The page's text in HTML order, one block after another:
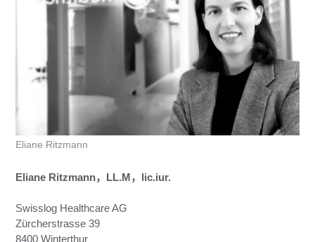
Eliane Ritzmann，LL.M，lic.iur.
Swisslog Healthcare AG
Zürcherstrasse 39
8400 Winterthur
Eliane Ritzmann